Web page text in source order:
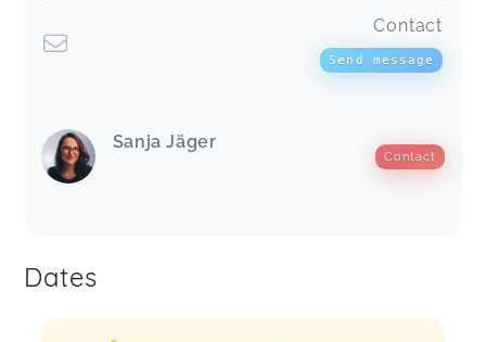
Contact
Send message
Sanja Jäger
Contact
Dates